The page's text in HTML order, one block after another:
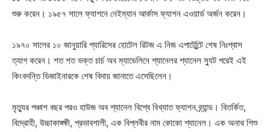
শুরু করেন। ১৯৫৭ সালে ফ্যাশনে নেইম্যান আর্কাস ফ্যাশন এওয়ার্ড অর্জন করেন।
১৯৭০ সালের ১০ জানুয়ারি প্যারিসের হোটেল রিটজ এ নিজ এপার্ট্মেন্টে শেষ নিঃশ্বাস
ত্যাগ করেন। শত শত ভক্ত চার্চ অব ম্যাডেলিনে শ্যানেলর শ্যানেল স্যুট পরেই এই
কিংবদন্তি ডিজাইনারকে শেষ বিদায় জানাতে এসেছিলেন।
মৃত্যুর পঞ্চাশ বছর পরও হাউজ অব শ্যানেল বিশ্বে বিখ্যাত ফ্যাশন ব্র্যান্ড। বিতর্কিত,
বিদ্রোহী, উচ্চাকাঙ্ক্ষী, প্রভাবশালী, এক বিপ্লবীর নাম কোকো শ্যানেল। এক অনাথ শিশু